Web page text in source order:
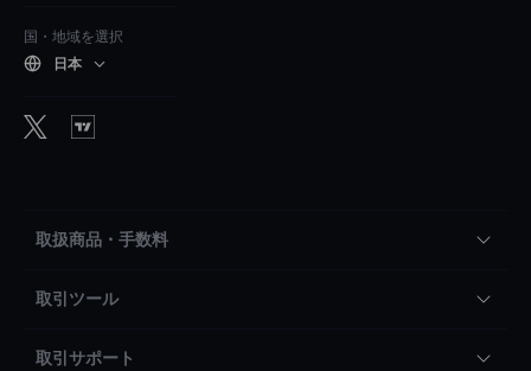
国・地域を選択
日本
取扱商品・手数料
取引ツール
取引サポート